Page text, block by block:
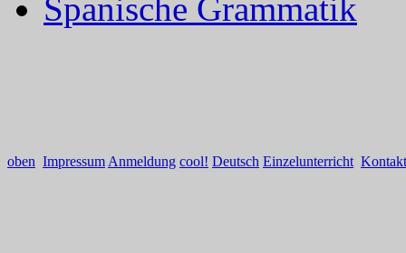
Spanische Grammatik
oben Impressum Anmeldung cool! Deutsch Einzelunterricht Kontakt